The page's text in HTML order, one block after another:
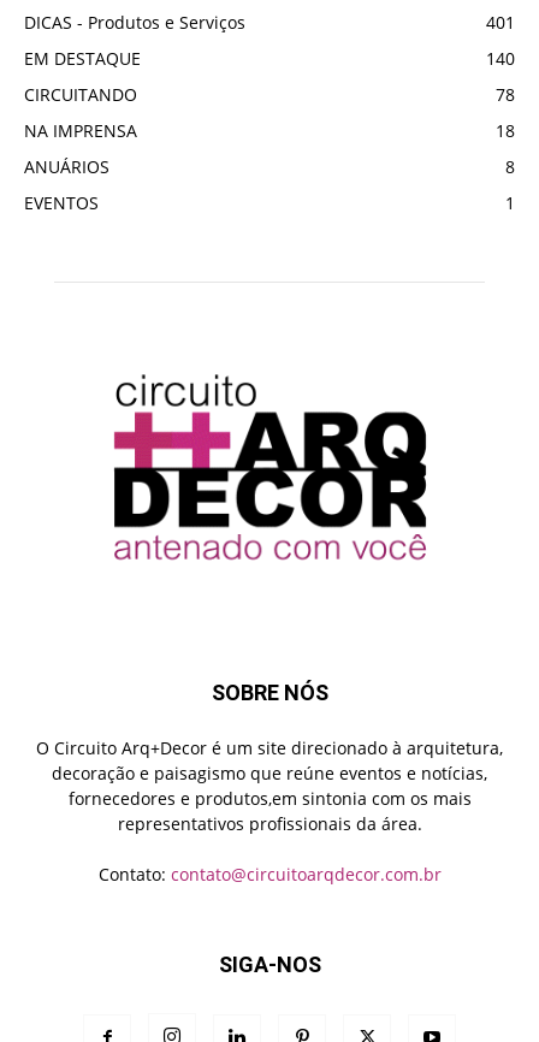
DICAS - Produtos e Serviços
401
EM DESTAQUE
140
CIRCUITANDO
78
NA IMPRENSA
18
ANUÁRIOS
8
EVENTOS
1
SOBRE NÓS
O Circuito Arq+Decor é um site direcionado à arquitetura,
decoração e paisagismo que reúne eventos e notícias,
fornecedores e produtos,em sintonia com os mais
representativos profissionais da área.
Contato: contato@circuitoarqdecor.com.br
SIGA-NOS